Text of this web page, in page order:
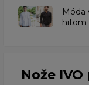
​Móda
hitom
Nože